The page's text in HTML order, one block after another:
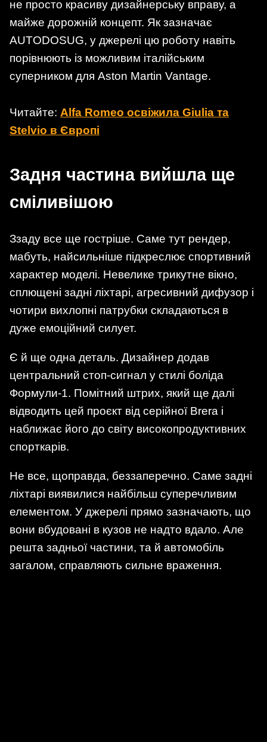
не просто красиву дизайнерську вправу, а
майже дорожній концепт. Як зазначає
AUTODOSUG, у джерелі цю роботу навіть
порівнюють із можливим італійським
суперником для Aston Martin Vantage.
Читайте: Alfa Romeo освіжила Giulia та
Stelvio в Європі
Задня частина вийшла ще
сміливішою
Ззаду все ще гостріше. Саме тут рендер,
мабуть, найсильніше підкреслює спортивний
характер моделі. Невелике трикутне вікно,
сплющені задні ліхтарі, агресивний дифузор і
чотири вихлопні патрубки складаються в
дуже емоційний силует.
Є й ще одна деталь. Дизайнер додав
центральний стоп-сигнал у стилі боліда
Формули-1. Помітний штрих, який ще далі
відводить цей проєкт від серійної Brera і
наближає його до світу високопродуктивних
спорткарів.
Не все, щоправда, беззаперечно. Саме задні
ліхтарі виявилися найбільш суперечливим
елементом. У джерелі прямо зазначають, що
вони вбудовані в кузов не надто вдало. Але
решта задньої частини, та й автомобіль
загалом, справляють сильне враження.